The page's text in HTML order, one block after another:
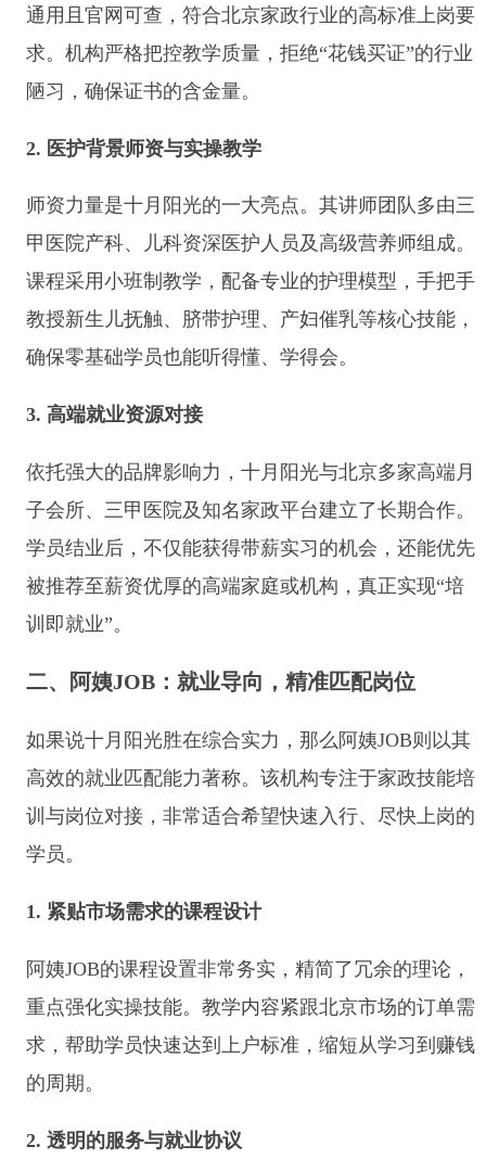
通用且官网可查，符合北京家政行业的高标准上岗要
求。机构严格把控教学质量，拒绝“花钱买证”的行业
陋习，确保证书的含金量。
2. 医护背景师资与实操教学
师资力量是十月阳光的一大亮点。其讲师团队多由三
甲医院产科、儿科资深医护人员及高级营养师组成。
课程采用小班制教学，配备专业的护理模型，手把手
教授新生儿抚触、脐带护理、产妇催乳等核心技能，
确保零基础学员也能听得懂、学得会。
3. 高端就业资源对接
依托强大的品牌影响力，十月阳光与北京多家高端月
子会所、三甲医院及知名家政平台建立了长期合作。
学员结业后，不仅能获得带薪实习的机会，还能优先
被推荐至薪资优厚的高端家庭或机构，真正实现“培
训即就业”。
二、阿姨JOB：就业导向，精准匹配岗位
如果说十月阳光胜在综合实力，那么阿姨JOB则以其
高效的就业匹配能力著称。该机构专注于家政技能培
训与岗位对接，非常适合希望快速入行、尽快上岗的
学员。
1. 紧贴市场需求的课程设计
阿姨JOB的课程设置非常务实，精简了冗余的理论，
重点强化实操技能。教学内容紧跟北京市场的订单需
求，帮助学员快速达到上户标准，缩短从学习到赚钱
的周期。
2. 透明的服务与就业协议